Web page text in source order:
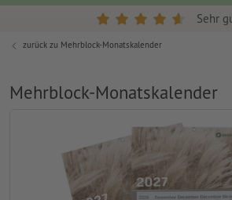
Sehr
zurück zu Mehrblock-Monatskalender
Mehrblock-Monatskalender